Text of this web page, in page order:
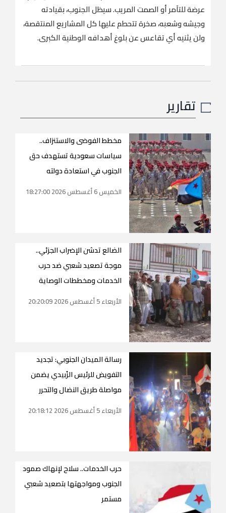
عرضة للتآمر أو الصمت المريب. سيظل الجنوب، بقيادته
وجيشه وشعبه، صخرة تتحطم عليها كل المشاريع المنتقصة،
ولن يثنيه أي تقاعس عن بلوغ أهدافه الوطنية الكبرى.
تقارير
مخطط الفوضى والاستنزاف..
سياسات سعودية تستهدف حق
الجنوب في استعادة دولته
الخميس 6 أغسطس 2026 18:27:00
الضالع تدشن الإضراب الجزئي..
موجة تصعيد شعبي ضد حرب
الخدمات ومخططات الوصاية
الأربعاء 5 أغسطس 2026 20:20:09
رسالة الميدان الجنوبي: تجديد
التفويض للرئيس الزُبيدي يضمن
مواصلة طريق النضال والتحرر
الأربعاء 5 أغسطس 2026 20:18:12
حرب الخدمات.. سلاح لإنهاك صمود
الجنوب ومواجهتها بتصعيد شعبي
مستمر